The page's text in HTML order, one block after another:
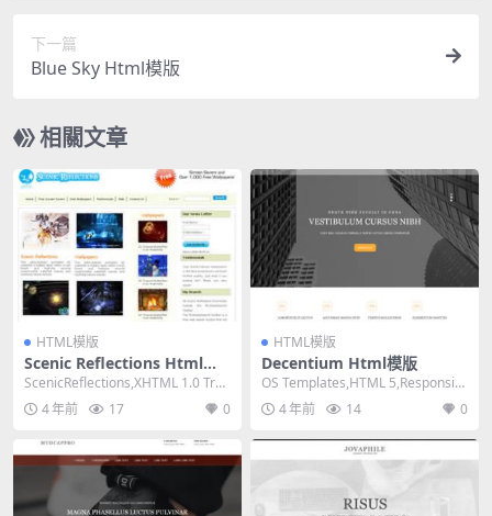
下一篇
Blue Sky Html模版
相關文章
HTML模版
Scenic Reflections Html模
版
ScenicReflections,XHTML 1.0 Tran
sitional...
4 年前 17 0
HTML模版
Decentium Html模版
OS Templates,HTML 5,Responsiv
e, 4 Column...
4 年前 14 0